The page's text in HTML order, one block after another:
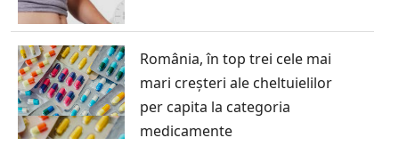
România, în top trei cele mai
mari creşteri ale cheltuielilor
per capita la categoria
medicamente